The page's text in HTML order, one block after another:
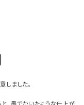
しました。